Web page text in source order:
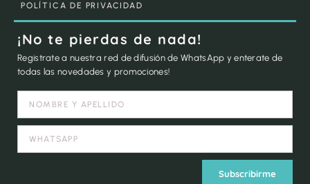
POLÍTICA DE PRIVACIDAD
¡No te pierdas de nada!
Registrate a nuestra red de difusión de WhatsApp y enterate de
todas las novedades y promociones!
Subscribirme